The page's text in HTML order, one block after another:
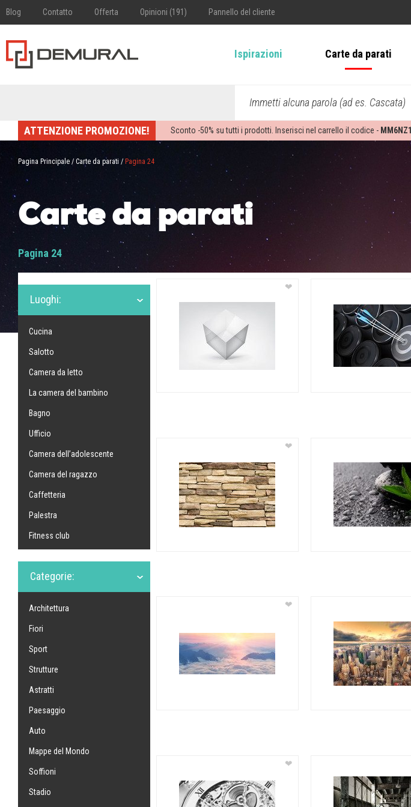
Blog Contatto Offerta Opinioni (191) Pannello del cliente
Ispirazioni Carte da parati
Immetti alcuna parola (ad es. Cascata)
ATTENZIONE PROMOZIONE! Sconto -50% su tutti i prodotti. Inserisci nel carrello il codice - MM6NZ1I
Pagina Principale / Carte da parati / Pagina 24
Carte da parati
Pagina 24
Luoghi:
Cucina
Salotto
Camera da letto
La camera del bambino
Bagno
Ufficio
Camera dell’adolescente
Camera del ragazzo
Caffetteria
Palestra
Fitness club
Categorie:
Architettura
Fiori
Sport
Strutture
Astratti
Paesaggio
Auto
Mappe del Mondo
Soffioni
Stadio
❤
❤
❤
❤